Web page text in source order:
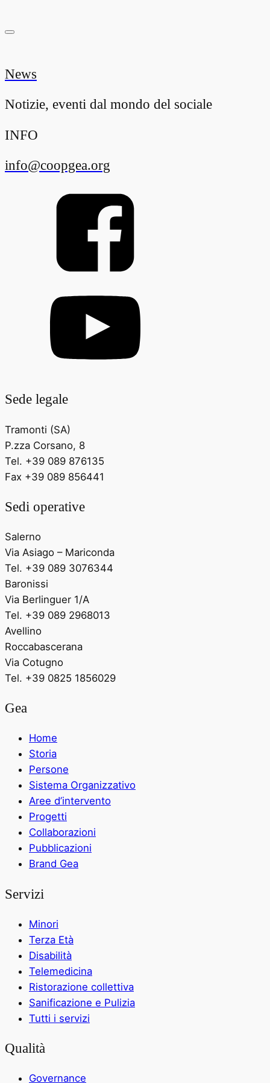
News
Notizie, eventi dal mondo del sociale
INFO
info@coopgea.org
Sede legale
Tramonti (SA)
P.zza Corsano, 8
Tel. +39 089 876135
Fax +39 089 856441
Sedi operative
Salerno
Via Asiago – Mariconda
Tel. +39 089 3076344
Baronissi
Via Berlinguer 1/A
Tel. +39 089 2968013
Avellino
Roccabascerana
Via Cotugno
Tel. +39 0825 1856029
Gea
Home
Storia
Persone
Sistema Organizzativo
Aree d’intervento
Progetti
Collaborazioni
Pubblicazioni
Brand Gea
Servizi
Minori
Terza Età
Disabilità
Telemedicina
Ristorazione collettiva
Sanificazione e Pulizia
Tutti i servizi
Qualità
Governance